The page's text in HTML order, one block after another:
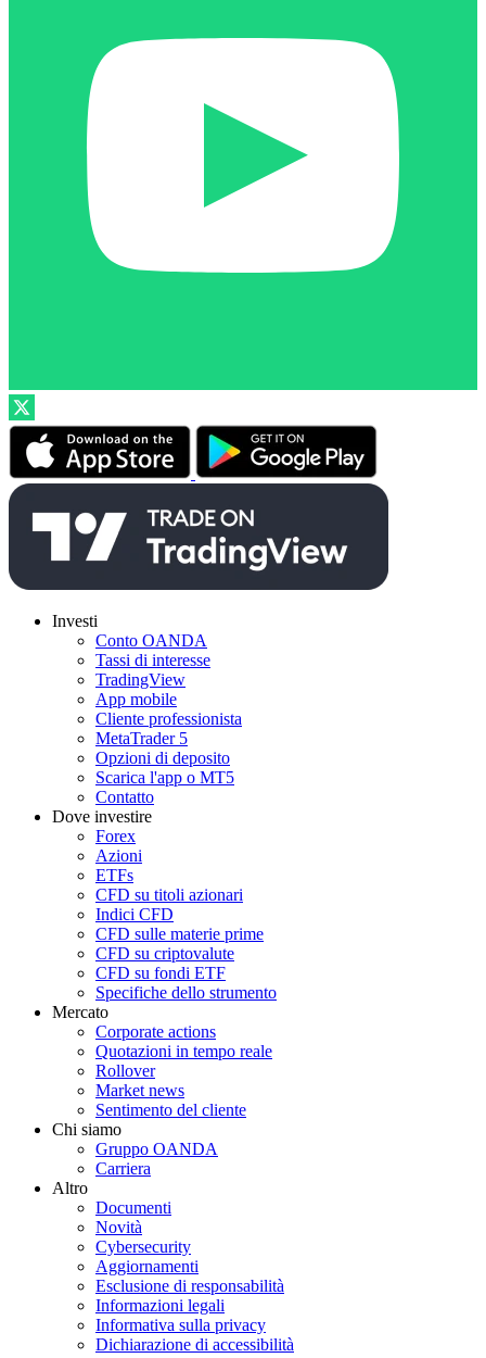
Investi
Conto OANDA
Tassi di interesse
TradingView
App mobile
Cliente professionista
MetaTrader 5
Opzioni di deposito
Scarica l'app o MT5
Contatto
Dove investire
Forex
Azioni
ETFs
CFD su titoli azionari
Indici CFD
CFD sulle materie prime
CFD su criptovalute
CFD su fondi ETF
Specifiche dello strumento
Mercato
Corporate actions
Quotazioni in tempo reale
Rollover
Market news
Sentimento del cliente
Chi siamo
Gruppo OANDA
Carriera
Altro
Documenti
Novità
Cybersecurity
Aggiornamenti
Esclusione di responsabilità
Informazioni legali
Informativa sulla privacy
Dichiarazione di accessibilità